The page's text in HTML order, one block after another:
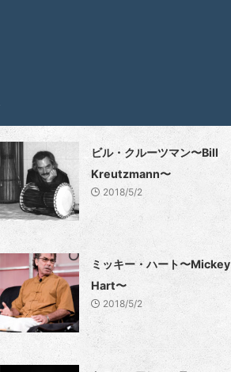
ビル・クルーツマン〜Bill
Kreutzmann〜
2018/5/2
ミッキー・ハート〜Mickey
Hart〜
2018/5/2